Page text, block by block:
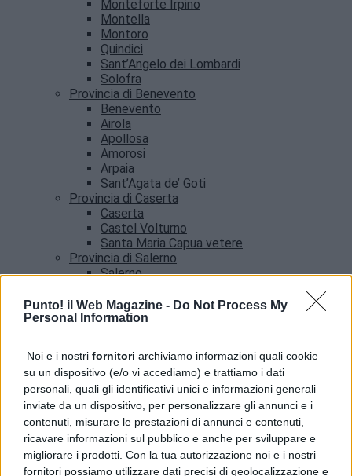
Punto! il Web Magazine - Do Not Process My
Personal Information
Noi e i nostri fornitori archiviamo informazioni quali cookie
su un dispositivo (e/o vi accediamo) e trattiamo i dati
personali, quali gli identificativi unici e informazioni generali
inviate da un dispositivo, per personalizzare gli annunci e i
contenuti, misurare le prestazioni di annunci e contenuti,
ricavare informazioni sul pubblico e anche per sviluppare e
migliorare i prodotti. Con la tua autorizzazione noi e i nostri
fornitori possiamo utilizzare dati precisi di geolocalizzazione e
Monteforte Irpino
Montella
Montoro
Quindici
Sant’Angelo dei Lombardi
Solofra
Provincia di Benevento
Benevento
Airola
Apollosa
Amorosi
Arpaia
Sant’Agata de’ Goti
Provincia di Caserta
Caserta
Castel Volturno
Santa Maria Capua vetere
Provincia di Salerno
Salerno
Amalfi
Angri
Licola, pistola con matricola abrasa in casa:
arrestato 60enne